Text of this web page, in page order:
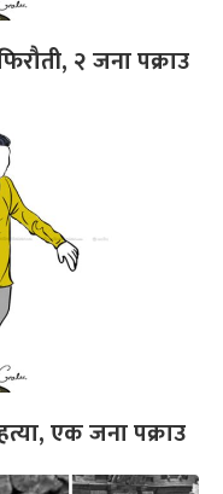
२ जना पक्राउ
एक जना पक्राउ